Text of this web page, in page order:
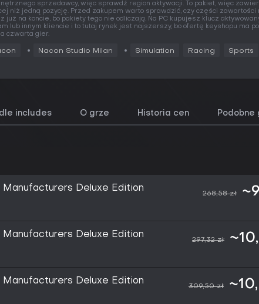
sprzedawcy, więc sprawdź region aktywacji. To pakiet, więc
niż jedną pozycję. Przed zakupem warto sprawdzić, czy części zawartości
już na koncie, bo pakiety tego nie odliczają. Na PC kupujesz klucz
lub innym kliencie i to tutaj rynek jest najszerszy, bo ofertę keyshopu ma
czwarta gier.
Nacon Studio Milan Simulation Racing Sports
includes O grze Historia cen Podobne
Manufacturers Deluxe Edition
268,58 zł
Manufacturers Deluxe Edition
297,32 zł
Manufacturers Deluxe Edition
309,50 zł